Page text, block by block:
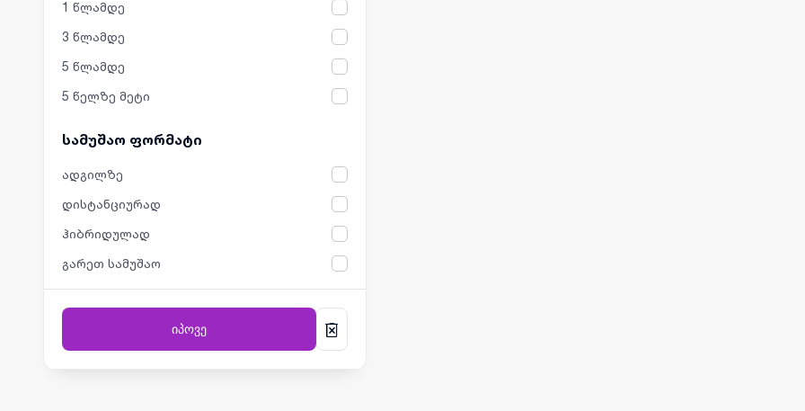
1 წლამდე
3 წლამდე
5 წლამდე
5 წელზე მეტი
სამუშაო ფორმატი
ადგილზე
დისტანციურად
ჰიბრიდულად
გარეთ სამუშაო
იპოვე